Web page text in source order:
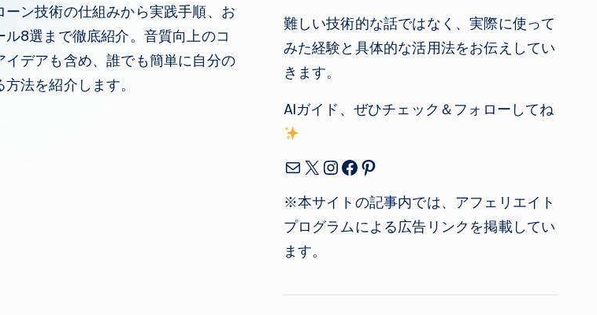
ーン技術の仕組みから実践手順、お
ル8選まで徹底紹介。音質向上のコ
イデアも含め、誰でも簡単に自分の
法を紹介します。
難しい技術的な話ではなく、実際に使って
みた経験と具体的な活用法をお伝えしてい
きます。
AIガイド、ぜひチェック＆フォローしてね
メールX Instagram
Facebook
Pinterest
※本サイトの記事内では、アフェリエイト
プログラムによる広告リンクを掲載してい
ます。